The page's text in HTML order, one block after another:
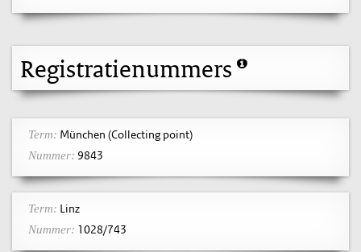
Registratienummers
Term: München (Collecting point)
Nummer: 9843
Term: Linz
Nummer: 1028/743